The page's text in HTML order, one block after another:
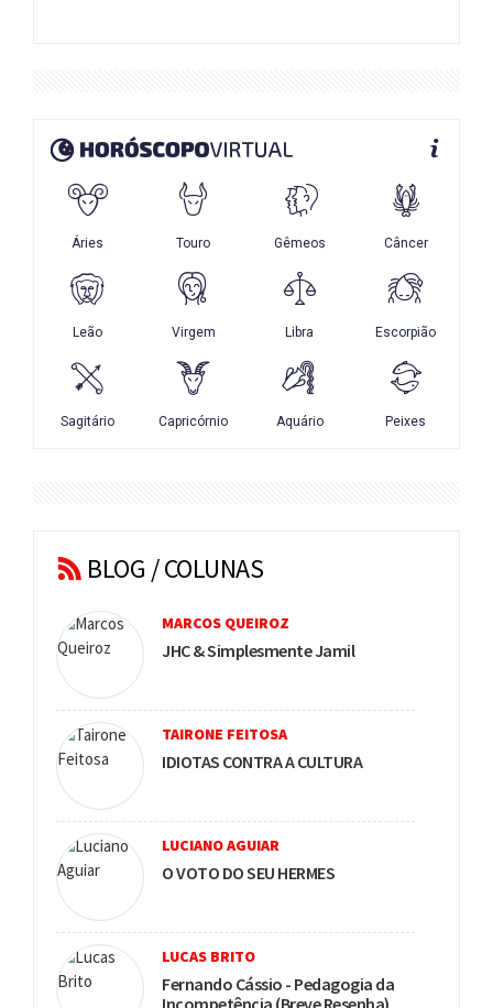
BLOG / COLUNAS
MARCOS QUEIROZ
JHC & Simplesmente Jamil
TAIRONE FEITOSA
IDIOTAS CONTRA A CULTURA
LUCIANO AGUIAR
O VOTO DO SEU HERMES
LUCAS BRITO
Fernando Cássio - Pedagogia da
Incompetência (Breve Resenha)